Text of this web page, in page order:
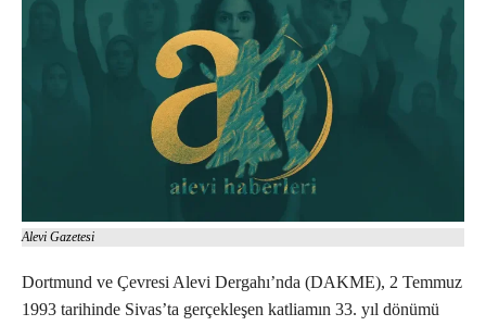
Alevi Gazetesi
Dortmund ve Çevresi Alevi Dergahı’nda (DAKME), 2 Temmuz
1993 tarihinde Sivas’ta gerçekleşen katliamın 33. yıl dönümü